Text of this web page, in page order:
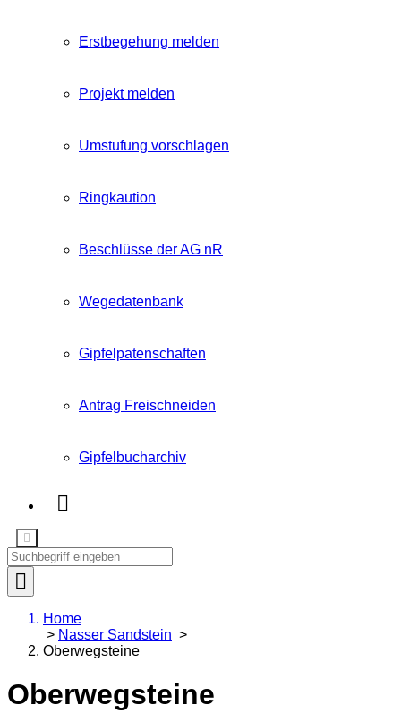
Erstbegehung melden
Projekt melden
Umstufung vorschlagen
Ringkaution
Beschlüsse der AG nR
Wegedatenbank
Gipfelpatenschaften
Antrag Freischneiden
Gipfelbucharchiv
Home
> Nasser Sandstein >
Oberwegsteine
Oberwegsteine